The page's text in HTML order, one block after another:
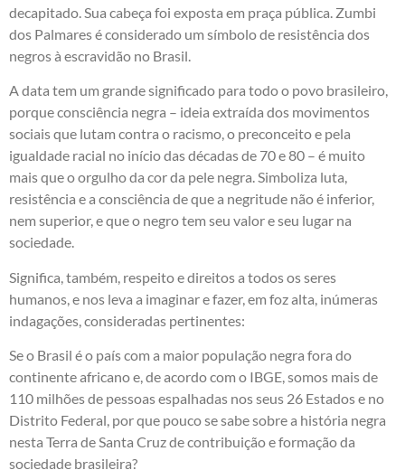
decapitado. Sua cabeça foi exposta em praça pública. Zumbi
dos Palmares é considerado um símbolo de resistência dos
negros à escravidão no Brasil.
A data tem um grande significado para todo o povo brasileiro,
porque consciência negra – ideia extraída dos movimentos
sociais que lutam contra o racismo, o preconceito e pela
igualdade racial no início das décadas de 70 e 80 – é muito
mais que o orgulho da cor da pele negra. Simboliza luta,
resistência e a consciência de que a negritude não é inferior,
nem superior, e que o negro tem seu valor e seu lugar na
sociedade.
Significa, também, respeito e direitos a todos os seres
humanos, e nos leva a imaginar e fazer, em foz alta, inúmeras
indagações, consideradas pertinentes:
Se o Brasil é o país com a maior população negra fora do
continente africano e, de acordo com o IBGE, somos mais de
110 milhões de pessoas espalhadas nos seus 26 Estados e no
Distrito Federal, por que pouco se sabe sobre a história negra
nesta Terra de Santa Cruz de contribuição e formação da
sociedade brasileira?